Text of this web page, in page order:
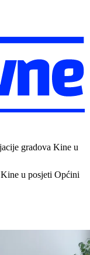
gradova Kine u
u posjeti Općini